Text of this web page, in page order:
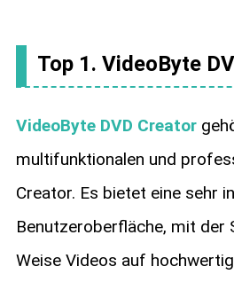
Top 1. VideoByte
VideoByte DVD Creator
multifunktionalen und
Creator. Es bietet eine sehr
Benutzeroberfläche, mit der
Weise Videos auf